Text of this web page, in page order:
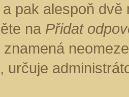
pak alespoň
na Přidat
určuje